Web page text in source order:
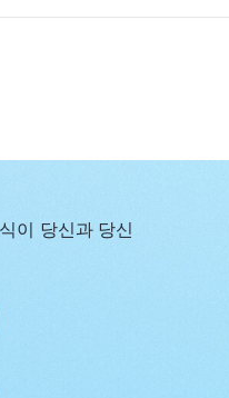
가가고 기도할 것이
리를 사랑하지 않고,
것이다. 자신에게 어
며 진리를 구해 해결
냐? 이는 네가 진리를
으며, 마음속으로 이런
, 현실에 존재하는 문
를 해결하는 과정이
중한다면, 그렇게 몇
사람은 패괴 표출도
이 당신과 당신